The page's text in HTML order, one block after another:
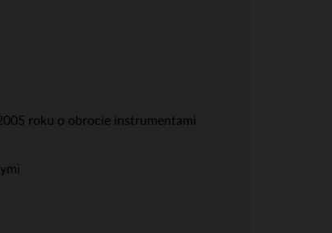
roku o obrocie instrumentami